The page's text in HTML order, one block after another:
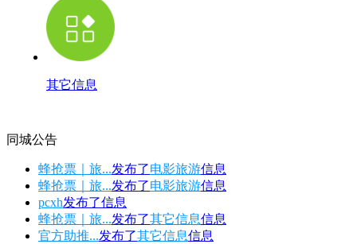
其它信息
同城公告
蜂抢票｜旅...发布了电影旅游信息
蜂抢票｜旅...发布了电影旅游信息
pcxh发布了信息
蜂抢票｜旅...发布了其它信息信息
官方助推...发布了其它信息信息